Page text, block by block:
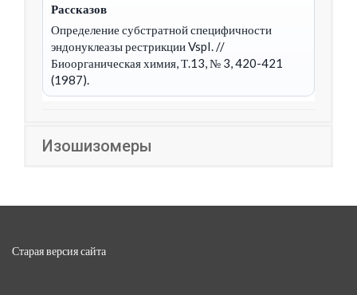
Рассказов
Определение субстратной специфичности
эндонуклеазы рестрикции VspI. //
Биоорганическая химия, Т.13, № 3, 420-421
(1987).
Изошизомеры
Старая версия сайта